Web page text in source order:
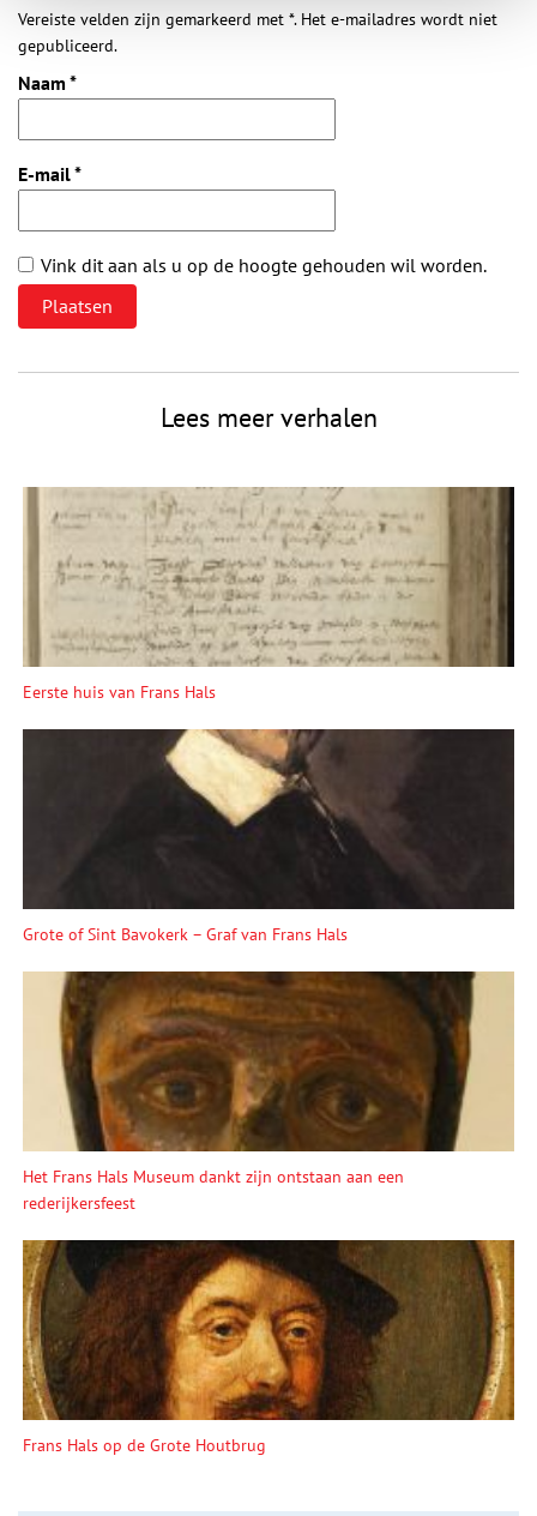
Vereiste velden zijn gemarkeerd met *. Het e-mailadres wordt niet
gepubliceerd.
Naam *
E-mail*
Vink dit aan als u op de hoogte gehouden wil worden.
Lees meer verhalen
Eerste huis van Frans Hals
Grote of Sint Bavokerk – Graf van Frans Hals
Het Frans Hals Museum dankt zijn ontstaan aan een
rederijkersfeest
Frans Hals op de Grote Houtbrug